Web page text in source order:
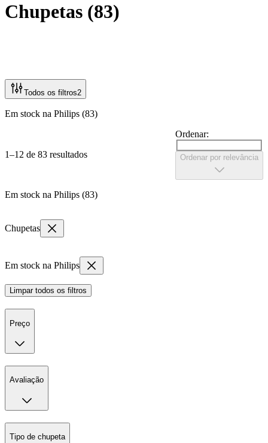
Chupetas (83)
Todos os filtros2
Em stock na Philips (83)
1–12 de 83 resultados
Ordenar:
Ordenar por relevância
Em stock na Philips (83)
Chupetas
Em stock na Philips
Limpar todos os filtros
Preço
Avaliação
Tipo de chupeta